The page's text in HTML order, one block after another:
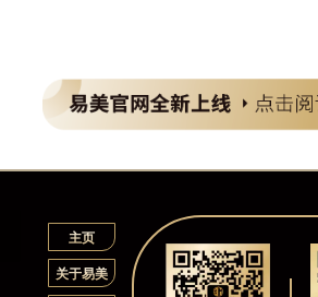
主页
关于易美